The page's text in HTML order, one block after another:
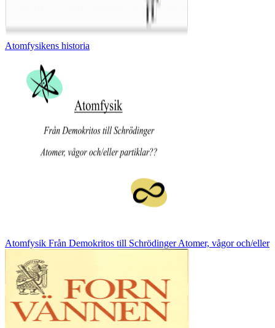
Atomfysikens historia
Atomfysik Från Demokritos till Schrödinger Atomer, vågor och/eller